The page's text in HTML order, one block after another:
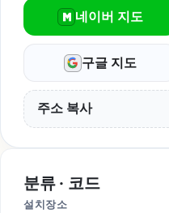
네이버 지도
구글 지도
주소 복사
분류 · 코드
설치장소